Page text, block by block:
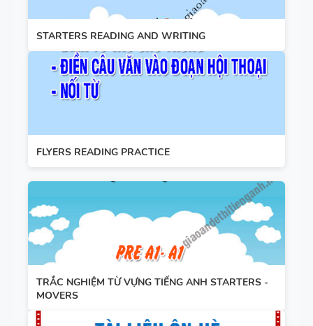
STARTERS READING AND WRITING
FLYERS READING PRACTICE
TRẮC NGHIỆM TỪ VỰNG TIẾNG ANH STARTERS -
MOVERS